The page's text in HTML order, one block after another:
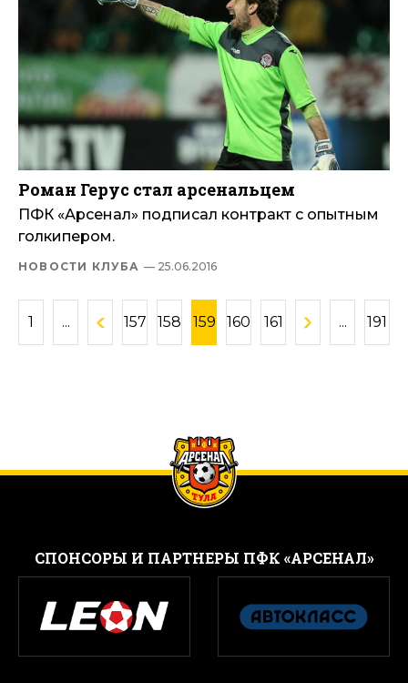
Роман Герус стал арсенальцем
ПФК «Арсенал» подписал контракт с опытным
голкипером.
НОВОСТИ КЛУБА — 25.06.2016
1 ... 157 158 159 160 161 ... 191
CПОНСОРЫ И ПАРТНЕРЫ ПФК «АРСЕНАЛ»